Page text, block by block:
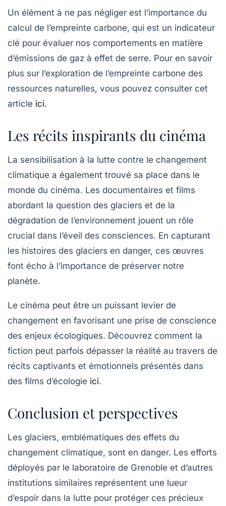
Un élément à ne pas négliger est l’importance du
calcul de l’empreinte carbone, qui est un indicateur
clé pour évaluer nos comportements en matière
d’émissions de gaz à effet de serre. Pour en savoir
plus sur l’exploration de l’empreinte carbone des
ressources naturelles, vous pouvez consulter cet
article ici.
Les récits inspirants du cinéma
La sensibilisation à la lutte contre le changement
climatique a également trouvé sa place dans le
monde du cinéma. Les documentaires et films
abordant la question des glaciers et de la
dégradation de l’environnement jouent un rôle
crucial dans l’éveil des consciences. En capturant
les histoires des glaciers en danger, ces œuvres
font écho à l’importance de préserver notre
planète.
Le cinéma peut être un puissant levier de
changement en favorisant une prise de conscience
des enjeux écologiques. Découvrez comment la
fiction peut parfois dépasser la réalité au travers de
récits captivants et émotionnels présentés dans
des films d’écologie ici.
Conclusion et perspectives
Les glaciers, emblématiques des effets du
changement climatique, sont en danger. Les efforts
déployés par le laboratoire de Grenoble et d’autres
institutions similaires représentent une lueur
d’espoir dans la lutte pour protéger ces précieux